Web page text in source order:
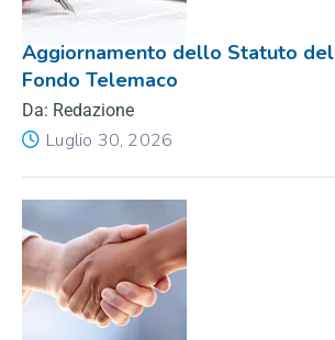
Aggiornamento dello Statuto del
Fondo Telemaco
Da: Redazione
Luglio 30, 2026